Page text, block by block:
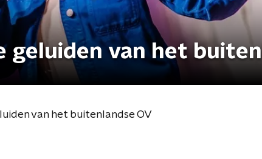
geluiden van het
van het buitenlandse OV